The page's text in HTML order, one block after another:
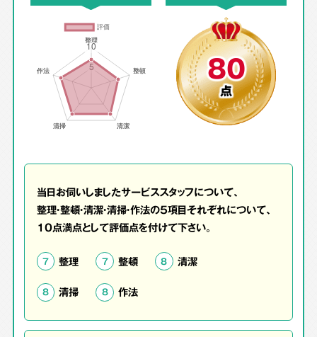
80
点
当日お伺いしましたサービススタッフについて、
整理・整頓・清潔・清掃・作法の5項目それぞれについて、
10点満点として評価点を付けて下さい。
7 整理 7 整頓 8 清潔
8 清掃 8 作法